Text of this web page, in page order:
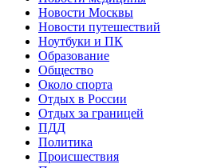
Новости Москвы
Новости путешествий
Ноутбуки и ПК
Образование
Общество
Около спорта
Отдых в России
Отдых за границей
ПДД
Политика
Происшествия